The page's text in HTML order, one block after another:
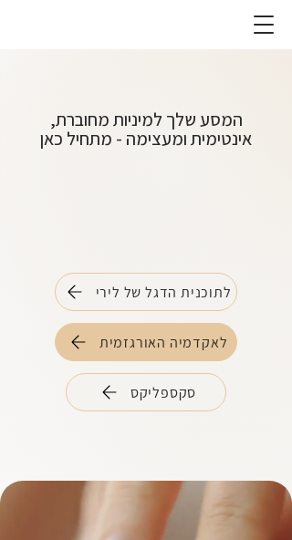
לאקדמיה האורגזמית
המסע שלך למיניות מחוברת,
אינטימית ומעצימה - מתחיל כאן
לתוכנית הדגל של לירי
סקספליקס